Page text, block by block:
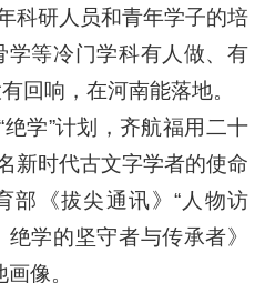
科研人员和青年学子的培
学等冷门学科有人做、有
回响，在河南能落地。
学”计划，齐航福用二十
新时代古文字学者的使命
部《拔尖通讯》“人物访
学的坚守者与传承者》
像。